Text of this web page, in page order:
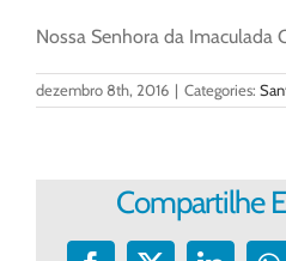
Nossa Senhora da Imaculada
dezembro 8th, 2016 | Categories:
Compartilhe